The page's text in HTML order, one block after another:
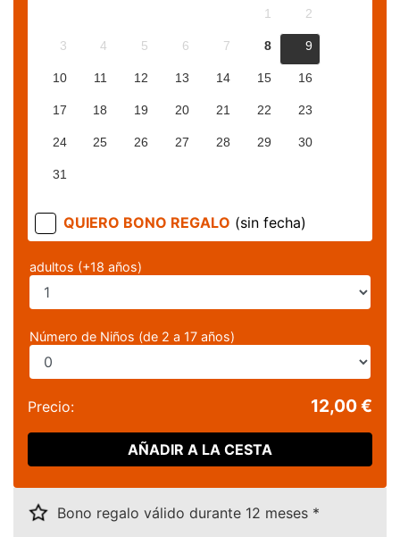
1 2
3 4 5 6 7 8 9
10 11 12 13 14 15 16
17 18 19 20 21 22 23
24 25 26 27 28 29 30
31
QUIERO BONO REGALO (sin fecha)
adultos (+18 años)
Número de Niños (de 2 a 17 años)
Precio: 12,00 €
AÑADIR A LA CESTA
Bono regalo válido durante 12 meses *